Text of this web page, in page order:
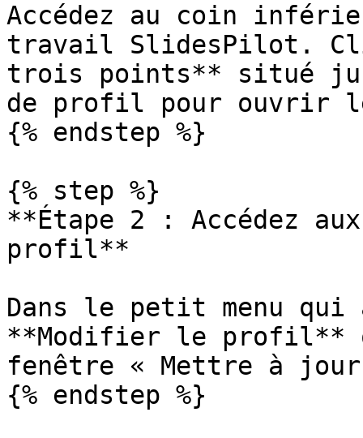
Accédez au coin
travail SlidesPilot.
trois points** situé
de profil pour ouvrir le
{% endstep %}
{% step %}
**Étape 2 : Accédez
profil**
Dans le petit menu
**Modifier le profil**
fenêtre « Mettre à
{% endstep %}